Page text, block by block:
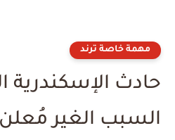
مهمة خاصة ترند
حادث الإسكندرية
السبب الغير مُعلن